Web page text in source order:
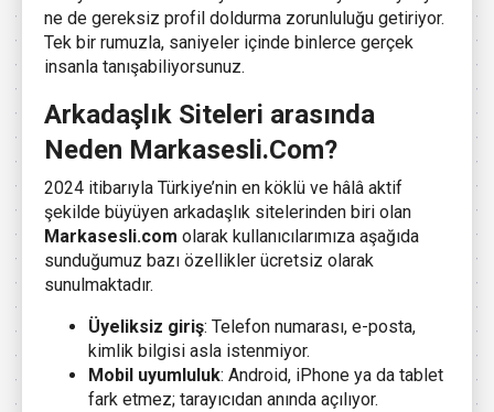
ne de gereksiz profil doldurma zorunluluğu getiriyor.
Tek bir rumuzla, saniyeler içinde binlerce gerçek
insanla tanışabiliyorsunuz.
Arkadaşlık Siteleri arasında
Neden Markasesli.Com?
2024 itibarıyla Türkiye’nin en köklü ve hâlâ aktif
şekilde büyüyen arkadaşlık sitelerinden biri olan
Markasesli.com olarak kullanıcılarımıza aşağıda
sunduğumuz bazı özellikler ücretsiz olarak
sunulmaktadır.
Üyeliksiz giriş: Telefon numarası, e-posta,
kimlik bilgisi asla istenmiyor.
Mobil uyumluluk: Android, iPhone ya da tablet
fark etmez; tarayıcıdan anında açılıyor.